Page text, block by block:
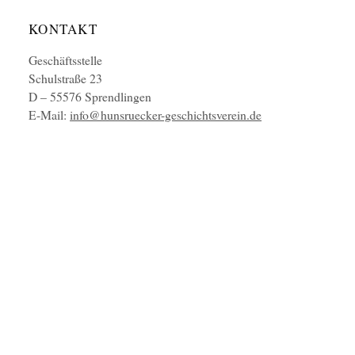
KONTAKT
Geschäftsstelle
Schulstraße 23
D – 55576 Sprendlingen
E-Mail:info@hunsruecker-geschichtsverein.de